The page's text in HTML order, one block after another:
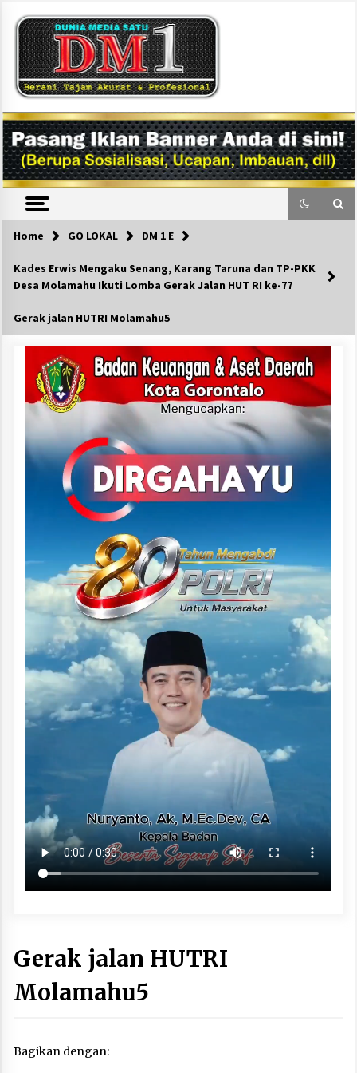
content
DM1
Home GO LOKAL DM 1 E
Kades Erwis Mengaku Senang, Karang Taruna dan TP-PKK
Desa Molamahu Ikuti Lomba Gerak Jalan HUT RI ke-77
Gerak jalan HUTRI Molamahu5
Gerak jalan HUTRI
Molamahu5
Bagikan dengan: